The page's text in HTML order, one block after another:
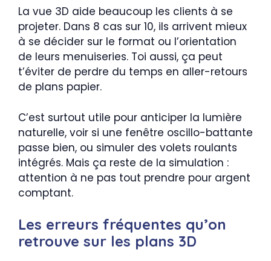
La vue 3D aide beaucoup les clients à se
projeter. Dans 8 cas sur 10, ils arrivent mieux
à se décider sur le format ou l’orientation
de leurs menuiseries. Toi aussi, ça peut
t’éviter de perdre du temps en aller-retours
de plans papier.
C’est surtout utile pour anticiper la lumière
naturelle, voir si une fenêtre oscillo-battante
passe bien, ou simuler des volets roulants
intégrés. Mais ça reste de la simulation :
attention à ne pas tout prendre pour argent
comptant.
Les erreurs fréquentes qu’on
retrouve sur les plans 3D